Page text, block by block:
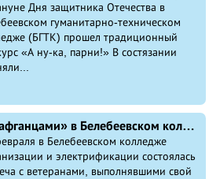
Дня защитника Отечества в
гуманитарно-техническом
(БГТК) прошел традиционный
«А ну-ка, парни!» В состязании
Встреча с ветеранами-«афганцами» в Белебеевском колледже механизации и электрификации
в Белебеевском колледже
и электрификации состоялась
с ветеранами, выполнявшими свой